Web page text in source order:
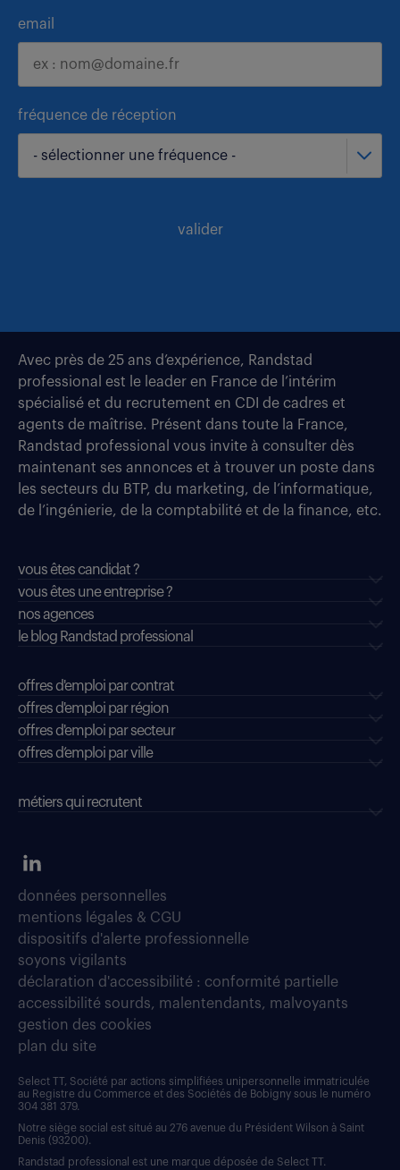
email
fréquence de réception
- sélectionner une fréquence -
valider
Avec près de 25 ans d’expérience, Randstad
professional est le leader en France de l’intérim
spécialisé et du recrutement en CDI de cadres et
agents de maîtrise. Présent dans toute la France,
Randstad professional vous invite à consulter dès
maintenant ses annonces et à trouver un poste dans
les secteurs du BTP, du marketing, de l’informatique,
de l’ingénierie, de la comptabilité et de la finance, etc.
vous êtes candidat ?
vous êtes une entreprise ?
nos agences
le blog Randstad professional
offres d'emploi par contrat
offres d'emploi par région
offres d'emploi par secteur
offres d’emploi par ville
métiers qui recrutent
données personnelles
mentions légales & CGU
dispositifs d'alerte professionnelle
soyons vigilants
déclaration d'accessibilité : conformité partielle
accessibilité sourds, malentendants, malvoyants
gestion des cookies
plan du site
Select TT, Société par actions simplifiées unipersonnelle immatriculée
au Registre du Commerce et des Sociétés de Bobigny sous le numéro
304 381 379.
Notre siège social est situé au 276 avenue du Président Wilson à Saint
Denis (93200).
Randstad professional est une marque déposée de Select TT.